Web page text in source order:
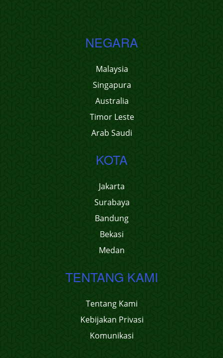
NEGARA
Malaysia
Singapura
Australia
Timor Leste
Arab Saudi
KOTA
Jakarta
Surabaya
Bandung
Bekasi
Medan
TENTANG KAMI
Tentang Kami
Kebijakan Privasi
Komunikasi